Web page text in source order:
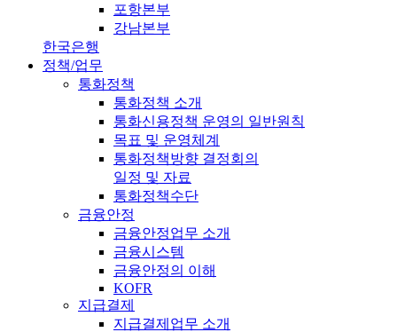
포항본부
강남본부
한국은행
정책/업무
통화정책
통화정책 소개
통화신용정책 운영의 일반원칙
목표 및 운영체계
통화정책방향 결정회의
일정 및 자료
통화정책수단
금융안정
금융안정업무 소개
금융시스템
금융안정의 이해
KOFR
지급결제
지급결제업무 소개